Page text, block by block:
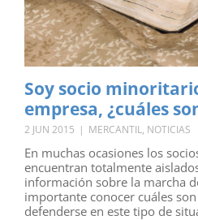
Soy socio
empresa, ¿cuáles
2 JUN 2015 | MERCANTIL, NOTICIAS
En muchas ocasiones los
encuentran totalmente
información sobre la marcha
importante conocer cuáles
defenderse en este tipo de